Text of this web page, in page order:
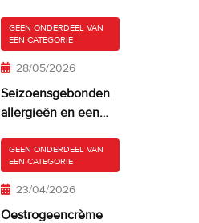
te veel van?
GEEN ONDERDEEL VAN
EEN CATEGORIE
28/05/2026
Seizoensgebonden
allergieën en een
huid
GEEN ONDERDEEL VAN
EEN CATEGORIE
23/04/2026
Oestrogeencrème